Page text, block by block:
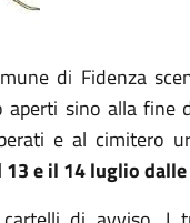
di Fidenza
sino alla fine
e al cimitero
13 e il 14 luglio